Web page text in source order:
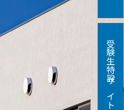
受験生特設サイト